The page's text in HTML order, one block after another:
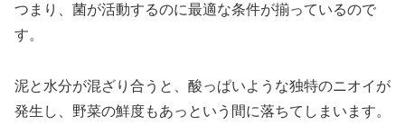
つまり、菌が活動するのに最適な条件が揃っているので
す。
泥と水分が混ざり合うと、酸っぱいような独特のニオイが
発生し、野菜の鮮度もあっという間に落ちてしまいます。